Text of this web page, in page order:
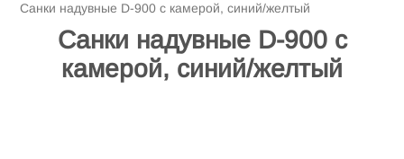
Санки надувные D-900 с камерой, синий/желтый
Санки надувные D-900 с
камерой, синий/желтый